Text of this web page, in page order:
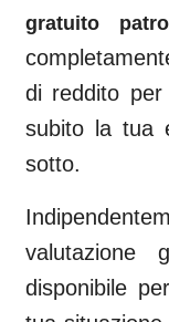
gratuito
di reddito
subito la tua
sotto.
valutazione
disponibile